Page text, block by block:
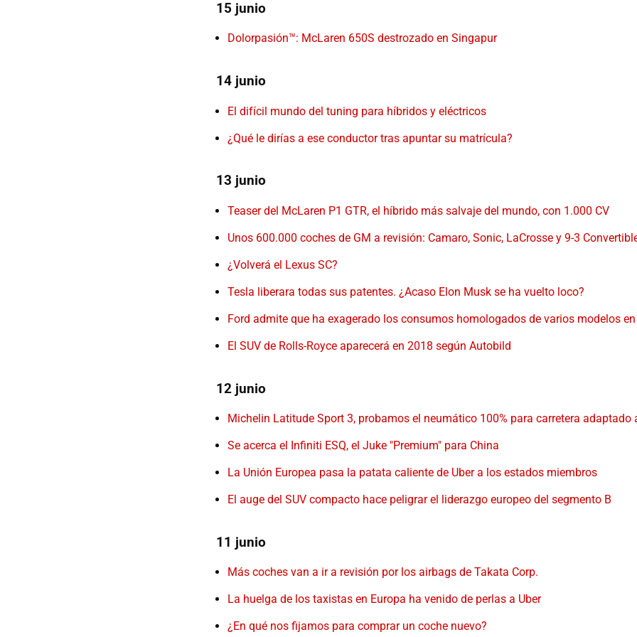
15 junio
Dolorpasión™: McLaren 650S destrozado en Singapur
14 junio
El difícil mundo del tuning para híbridos y eléctricos
¿Qué le dirías a ese conductor tras apuntar su matrícula?
13 junio
Teaser del McLaren P1 GTR, el híbrido más salvaje del mundo, con 1.000 CV
Unos 600.000 coches de GM a revisión: Camaro, Sonic, LaCrosse y 9-3
¿Volverá el Lexus SC?
Tesla liberara todas sus patentes. ¿Acaso Elon Musk se ha vuelto loco?
Ford admite que ha exagerado los consumos homologados de varios modelos en
El SUV de Rolls-Royce aparecerá en 2018 según Autobild
12 junio
Michelin Latitude Sport 3, probamos el neumático 100% para carretera adaptado
Se acerca el Infiniti ESQ, el Juke "Premium" para China
La Unión Europea pasa la patata caliente de Uber a los estados miembros
El auge del SUV compacto hace peligrar el liderazgo europeo del segmento B
11 junio
Más coches van a ir a revisión por los airbags de Takata Corp.
La huelga de los taxistas en Europa ha venido de perlas a Uber
¿En qué nos fijamos para comprar un coche nuevo?